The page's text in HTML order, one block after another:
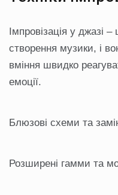
Імпровізація у джазі
створення музики, і
вміння швидко
емоції.
Блюзові схеми та
Розширені гамми та